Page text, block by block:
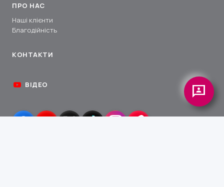
ПРО НАС
Наші клієнти
Благодійність
КОНТАКТИ
ВІДЕО 3p